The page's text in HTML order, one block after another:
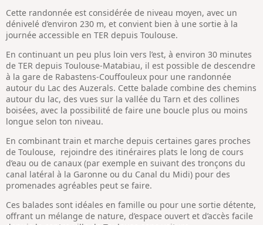
Cette randonnée est considérée de niveau moyen, avec un
dénivelé d’environ 230 m, et convient bien à une sortie à la
journée accessible en TER depuis Toulouse.
En continuant un peu plus loin vers l’est, à environ 30 minutes
de TER depuis Toulouse-Matabiau, il est possible de descendre
à la gare de Rabastens-Couffouleux pour une randonnée
autour du Lac des Auzerals. Cette balade combine des chemins
autour du lac, des vues sur la vallée du Tarn et des collines
boisées, avec la possibilité de faire une boucle plus ou moins
longue selon ton niveau.
En combinant train et marche depuis certaines gares proches
de Toulouse, rejoindre des itinéraires plats le long de cours
d’eau ou de canaux (par exemple en suivant des tronçons du
canal latéral à la Garonne ou du Canal du Midi) pour des
promenades agréables peut se faire.
Ces balades sont idéales en famille ou pour une sortie détente,
offrant un mélange de nature, d’espace ouvert et d’accès facile